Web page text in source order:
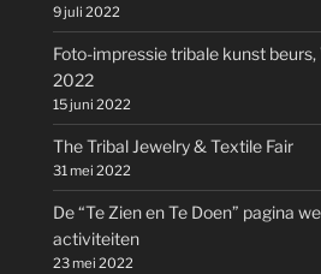
9 juli 2022
Foto-impressie tribale kunst beurs,
2022
15 juni 2022
The Tribal Jewelry & Textile Fair
31 mei 2022
De “Te Zien en Te Doen” pagina
activiteiten
23 mei 2022